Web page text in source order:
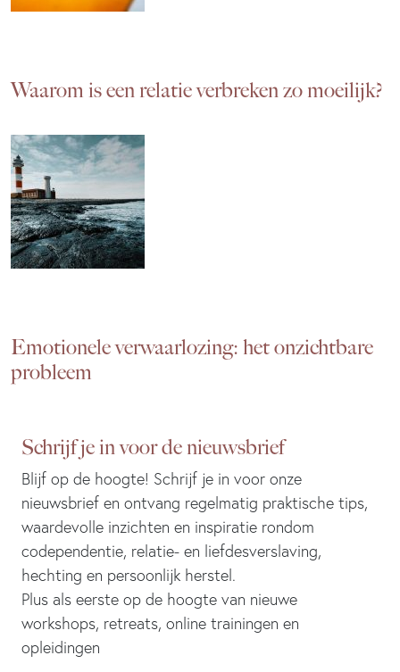
Waarom is een relatie verbreken zo moeilijk?
Emotionele verwaarlozing: het onzichtbare
probleem
Schrijf je in voor de nieuwsbrief
Blijf op de hoogte! Schrijf je in voor onze
nieuwsbrief en ontvang regelmatig praktische tips,
waardevolle inzichten en inspiratie rondom
codependentie, relatie- en liefdesverslaving,
hechting en persoonlijk herstel.
Plus als eerste op de hoogte van nieuwe
workshops, retreats, online trainingen en
opleidingen